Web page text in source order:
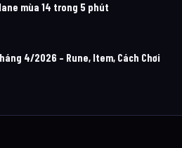
mùa 14 trong 5 phút
4/2026 – Rune, Item, Cách Chơi